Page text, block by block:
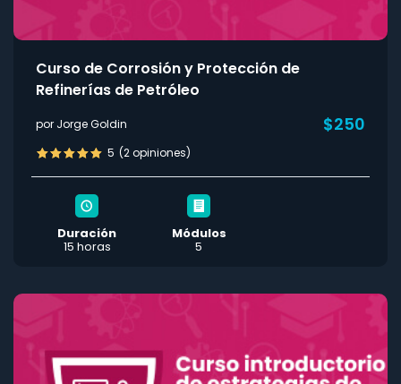
Curso de Corrosión y Protección de
Refinerías de Petróleo
por Jorge Goldin $250
5 (2 opiniones)
Duración
15 horas
Módulos
5